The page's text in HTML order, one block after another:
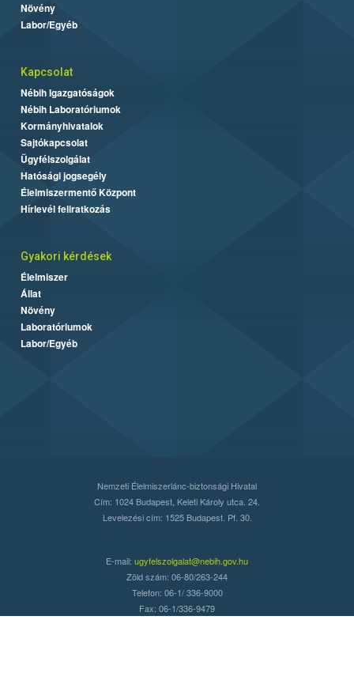
Növény
Labor/Egyéb
Kapcsolat
Nébih Igazgatóságok
Nébih Laboratóriumok
Kormányhivatalok
Sajtókapcsolat
Ügyfélszolgálat
Hatósági jogsegély
Élelmiszermentő Központ
Hírlevél feliratkozás
Gyakori kérdések
Élelmiszer
Állat
Növény
Laboratóriumok
Labor/Egyéb
Nemzeti Élelmiszerlánc-biztonsági Hivatal
Cím: 1024 Budapest, Keleti Károly utca. 24.
Levelezési cím: 1525 Budapest. Pf. 30.
E-mail: ugyfelszolgalat@nebih.gov.hu
Zöld szám: 06-80/263-244
Telefon: 06-1/ 336-9000
Fax: 06-1/336-9479